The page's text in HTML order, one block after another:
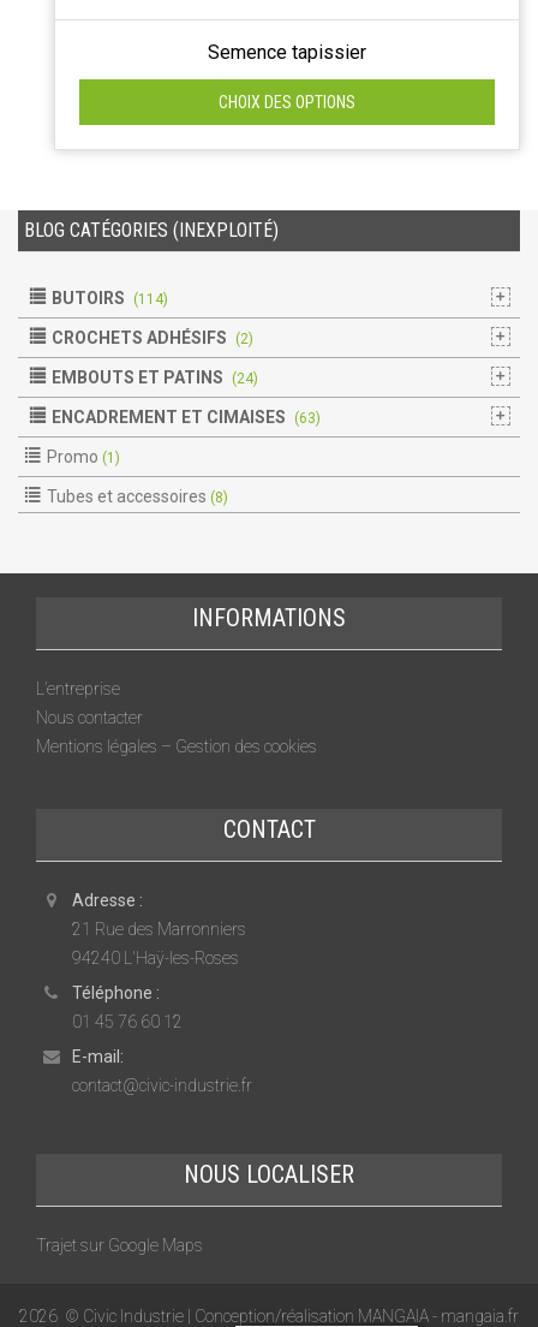
Semence tapissier
CHOIX DES OPTIONS
BLOG CATÉGORIES (INEXPLOITÉ)
BUTOIRS (114)
CROCHETS ADHÉSIFS (2)
EMBOUTS ET PATINS (24)
ENCADREMENT ET CIMAISES (63)
Promo (1)
Tubes et accessoires (8)
INFORMATIONS
L’entreprise
Nous contacter
Mentions légales – Gestion des cookies
CONTACT
Adresse :
21 Rue des Marronniers
94240 L'Haÿ-les-Roses
Téléphone :
01 45 76 60 12
E-mail:
contact@civic-industrie.fr
NOUS LOCALISER
Trajet sur Google Maps
2026 © Civic Industrie | Conception/réalisation MANGAIA - mangaia.fr